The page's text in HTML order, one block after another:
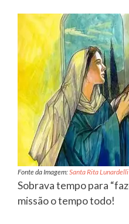
Fonte da Imagem:Santa Rita Lunardelli
Sobrava tempo para
missão o tempo todo!